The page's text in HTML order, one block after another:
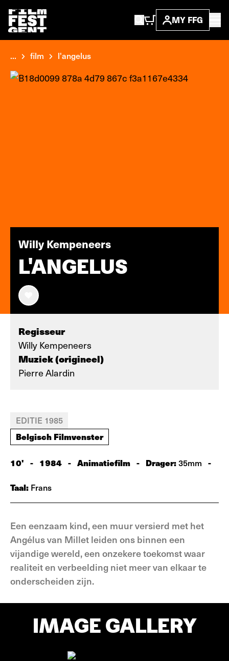
MY FFG
... film l'angelus
Willy Kempeneers
L'ANGELUS
Regisseur
Willy Kempeneers
Muziek (origineel)
Pierre Alardin
EDITIE 1985
Belgisch Filmvenster
10' - 1984 - Animatiefilm - Drager:35mm -
Taal: Frans
Een eenzaam kind, een muur versierd met het
Angélus van Millet leiden ons binnen een
vijandige wereld, een onzekere toekomst waar
realiteit en verbeelding niet meer van elkaar te
onderscheiden zijn.
IMAGE GALLERY